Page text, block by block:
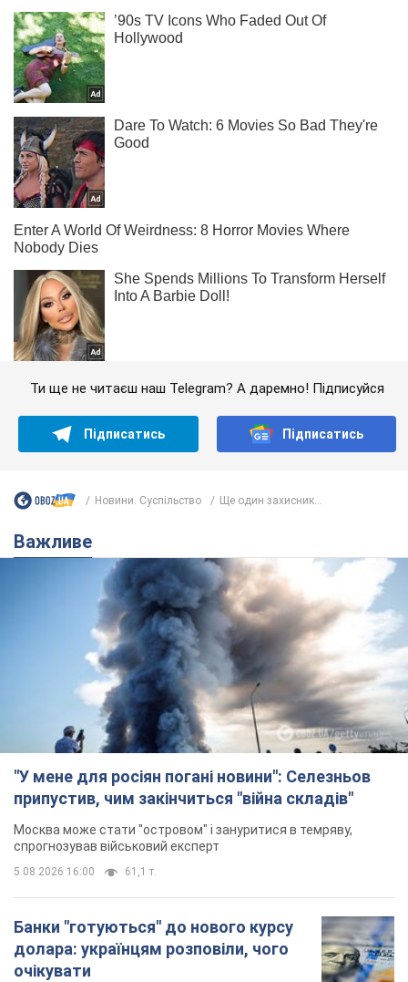
Ти ще не читаєш наш Telegram? А даремно! Підписуйся
Підписатись Підписатись
Новини. Суспільство Ще один захисник...
Важливе
"У мене для росіян погані новини": Селезньов
припустив, чим закінчиться "війна складів"
Москва може стати "островом" і зануритися в темряву,
спрогнозував військовий експерт
5.08.2026 16:00 61,1 т.
Банки "готуються" до нового курсу
долара: українцям розповіли, чого
очікувати